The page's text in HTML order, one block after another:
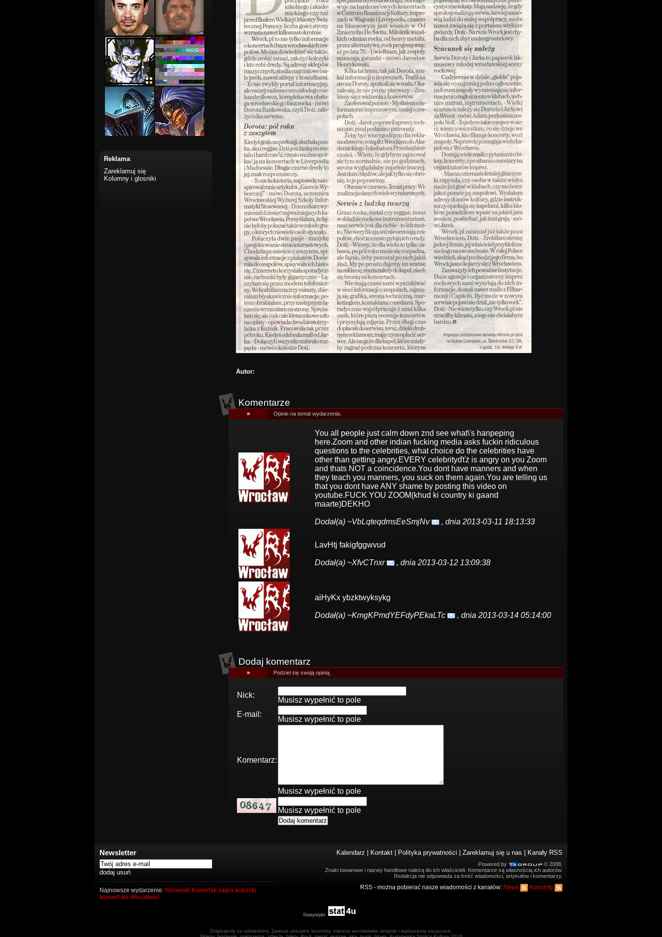
Reklama
Zareklamuj się
Kolumny i glosniki
Autor:
Komentarze
» Opinie na temat wydarzenia.
You all people just calm down znd see what\'s hanpeping
here.Zoom and other indian fucking media asks fuckin ridiculous
questions to the celebrities, what choice do the celebrities have
other than getting angry.EVERY celebrityďťż is angry on you Zoom
and thats NOT a coincidence.You dont have manners and when
they teach you manners, you suck on them again.You are telling us
that you dont have ANY shame by posting this video on
youtube.FUCK YOU ZOOM(khud ki country ki gaand
maarte)DEKHO
Dodał(a) ~VbLqteqdmsEeSmjNv , dnia 2013-03-11 18:13:33
LavHtj fakigfggwvud
Dodał(a) ~XfvCTnxr , dnia 2013-03-12 13:09:38
aiHyKx ybzktwyksykg
Dodał(a) ~KmgKPmdYEFdyPEkaLTc , dnia 2013-03-14 05:14:00
Dodaj komentarz
» Podziel się swoją opinią.
Nick:
Musisz wypełnić to pole
E-mail:
Musisz wypełnić to pole
Komentarz:
Musisz wypełnić to pole
Musisz wypełnić to pole
Newsletter
Najnowsze wydarzenie: Norweski Kvelertak zagra autorski
koncert we Wrocławiu!
Kalendarz Kontakt Polityka prywatności Zareklamuj się u nas Kanały RSS
Powered by
© 2008.
Znaki towarowe i nazwy handlowe należą do ich właścicieli. Komentarze są własnością ich autorów.
Redakcja nie odpowiada za treść wiadomości, artykułów i komentarzy.
RSS - można pobierać nasze wiadomości z kanałów: News Koncerty
Statystyki:
Dziękujemy za odwiedziny. Zawsze aktualne koncerty, imprezy wrocławskie zespoły i wydarzenia muzyczne.